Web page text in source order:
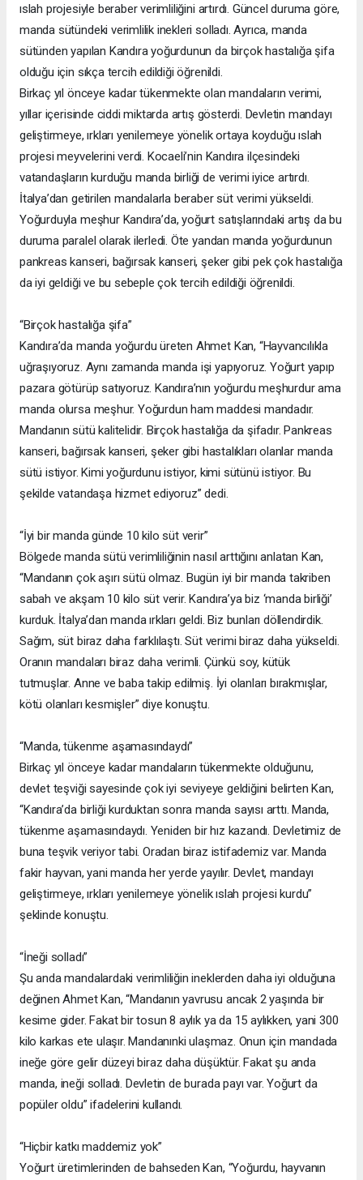
ıslah projesiyle beraber verimliliğini artırdı. Güncel duruma göre,
manda sütündeki verimlilik inekleri solladı. Ayrıca, manda
sütünden yapılan Kandıra yoğurdunun da birçok hastalığa şifa
olduğu için sıkça tercih edildiği öğrenildi.
Birkaç yıl önceye kadar tükenmekte olan mandaların verimi,
yıllar içerisinde ciddi miktarda artış gösterdi. Devletin mandayı
geliştirmeye, ırkları yenilemeye yönelik ortaya koyduğu ıslah
projesi meyvelerini verdi. Kocaeli’nin Kandıra ilçesindeki
vatandaşların kurduğu manda birliği de verimi iyice artırdı.
İtalya’dan getirilen mandalarla beraber süt verimi yükseldi.
Yoğurduyla meşhur Kandıra’da, yoğurt satışlarındaki artış da bu
duruma paralel olarak ilerledi. Öte yandan manda yoğurdunun
pankreas kanseri, bağırsak kanseri, şeker gibi pek çok hastalığa
da iyi geldiği ve bu sebeple çok tercih edildiği öğrenildi.
“Birçok hastalığa şifa”
Kandıra’da manda yoğurdu üreten Ahmet Kan, “Hayvancılıkla
uğraşıyoruz. Aynı zamanda manda işi yapıyoruz. Yoğurt yapıp
pazara götürüp satıyoruz. Kandıra’nın yoğurdu meşhurdur ama
manda olursa meşhur. Yoğurdun ham maddesi mandadır.
Mandanın sütü kalitelidir. Birçok hastalığa da şifadır. Pankreas
kanseri, bağırsak kanseri, şeker gibi hastalıkları olanlar manda
sütü istiyor. Kimi yoğurdunu istiyor, kimi sütünü istiyor. Bu
şekilde vatandaşa hizmet ediyoruz” dedi.
“İyi bir manda günde 10 kilo süt verir”
Bölgede manda sütü verimliliğinin nasıl arttığını anlatan Kan,
“Mandanın çok aşırı sütü olmaz. Bugün iyi bir manda takriben
sabah ve akşam 10 kilo süt verir. Kandıra’ya biz ‘manda birliği’
kurduk. İtalya’dan manda ırkları geldi. Biz bunları döllendirdik.
Sağım, süt biraz daha farklılaştı. Süt verimi biraz daha yükseldi.
Oranın mandaları biraz daha verimli. Çünkü soy, kütük
tutmuşlar. Anne ve baba takip edilmiş. İyi olanları bırakmışlar,
kötü olanları kesmişler” diye konuştu.
“Manda, tükenme aşamasındaydı”
Birkaç yıl önceye kadar mandaların tükenmekte olduğunu,
devlet teşviği sayesinde çok iyi seviyeye geldiğini belirten Kan,
“Kandıra’da birliği kurduktan sonra manda sayısı arttı. Manda,
tükenme aşamasındaydı. Yeniden bir hız kazandı. Devletimiz de
buna teşvik veriyor tabi. Oradan biraz istifademiz var. Manda
fakir hayvan, yani manda her yerde yayılır. Devlet, mandayı
geliştirmeye, ırkları yenilemeye yönelik ıslah projesi kurdu”
şeklinde konuştu.
“İneği solladı”
Şu anda mandalardaki verimliliğin ineklerden daha iyi olduğuna
değinen Ahmet Kan, “Mandanın yavrusu ancak 2 yaşında bir
kesime gider. Fakat bir tosun 8 aylık ya da 15 aylıkken, yani 300
kilo karkas ete ulaşır. Mandanınki ulaşmaz. Onun için mandada
ineğe göre gelir düzeyi biraz daha düşüktür. Fakat şu anda
manda, ineği solladı. Devletin de burada payı var. Yoğurt da
popüler oldu” ifadelerini kullandı.
“Hiçbir katkı maddemiz yok”
Yoğurt üretimlerinden de bahseden Kan, “Yoğurdu, hayvanın